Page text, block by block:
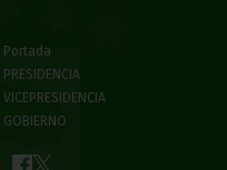
Portada
PRESIDENCIA
VICEPRESIDENCIA
GOBIERNO